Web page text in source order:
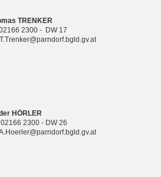
TRENKER
2300 - DW 17
HÖRLER
02166 2300 - DW 26